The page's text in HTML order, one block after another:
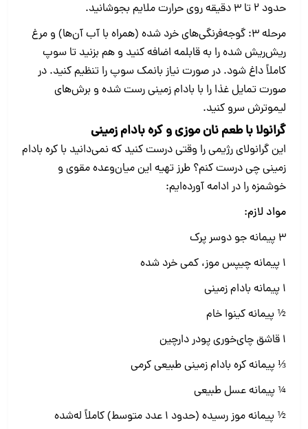
حدود 2 تا 3 دقیقه روی حرارت ملایم بجوشانید.
مرحله 3: گوجه‌فرنگی‌های خرد شده (همراه با آب آن‌ها) و مرغ
ریش‌ریش شده را به قابلمه اضافه کنید و هم بزنید تا سوپ
کاملاً داغ شود. در صورت نیاز بانمک سوپ را تنظیم کنید. در
صورت تمایل غذا را با بادام زمینی رست شده و برش‌های
لیموترش سرو کنید.
گرانولا با طعم نان موزی و کره بادام زمینی
این گرانولای رژیمی را وقتی درست کنید که نمی‌دانید با کره بادام
زمینی چی درست کنم؟ طرز تهیه این میان‌وعده مقوی و
خوشمزه را در ادامه آورده‌ایم:
مواد لازم:
3 پیمانه جو دوسر پرک
1 پیمانه چیپس موز، کمی خرد شده
1 پیمانه بادام زمینی
½ پیمانه کینوا خام
1 قاشق چای‌خوری پودر دارچین
⅓ پیمانه کره بادام زمینی طبیعی کرمی
¼ پیمانه عسل طبیعی
½ پیمانه موز رسیده (حدود 1 عدد متوسط) کاملاً له‌شده